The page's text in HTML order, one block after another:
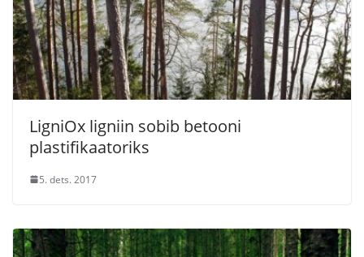
LigniOx ligniin sobib betooni
plastifikaatoriks
5. dets. 2017